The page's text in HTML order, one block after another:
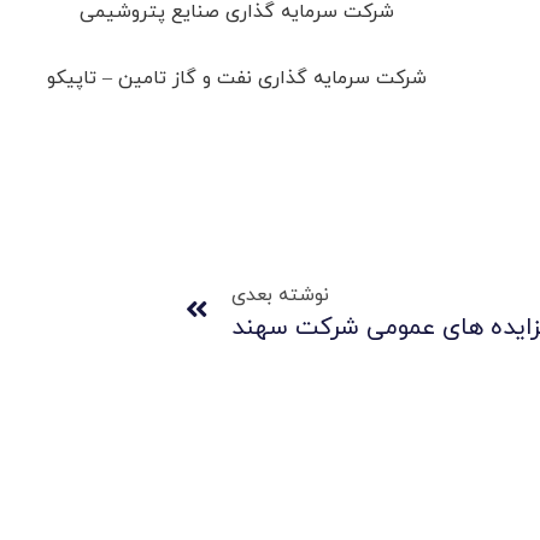
شرکت سرمایه گذاری صنایع پتروشیمی
شرکت سرمایه گذاری نفت و گاز تامین – تاپیکو
نوشته بعدی
های عمومی شرکت سهند